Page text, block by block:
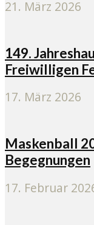
21. März 2026
149.
Freiwilligen
17. März 2026
Maskenball
Begegnungen
17. Februar